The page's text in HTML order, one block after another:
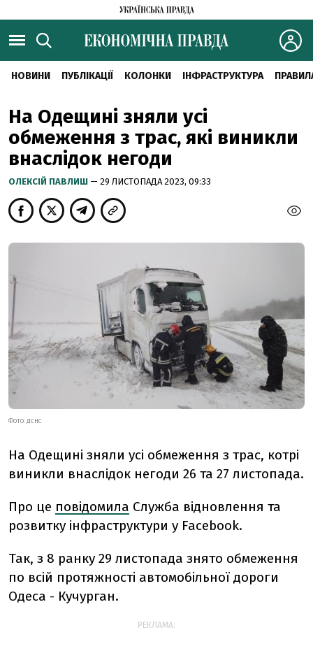
НОВИНИ ПУБЛІКАЦІЇ КОЛОНКИ ІНФРАСТРУКТУРА
На Одещині зняли усі
обмеження з трас, які виникли
внаслідок негоди
ОЛЕКСІЙ ПАВЛИШ — 29 ЛИСТОПАДА 2023, 09:33
ФОТО: ДСНС
На Одещині зняли усі обмеження з трас, котрі
виникли внаслідок негоди 26 та 27 листопада.
Про це повідомила Служба відновлення та
розвитку інфраструктури у Facebook.
Так, з 8 ранку 29 листопада знято обмеження
по всій протяжності автомобільної дороги
Одеса - Кучурган.
РЕКЛАМА: